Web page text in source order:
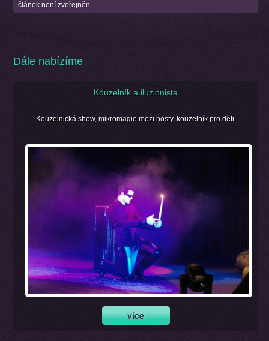
článek není zveřejněn
Dále nabízíme
Kouzelník a iluzionista
Kouzelnická show, mikromagie mezi hosty, kouzelník pro děti.